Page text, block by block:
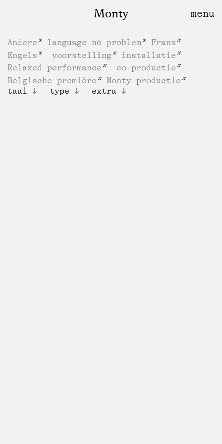
Monty
Andere language no problem
Frans
Engels
voorstelling
installatie
Relaxed performance
co-productie
Belgische première
Monty productie
taal
type extra